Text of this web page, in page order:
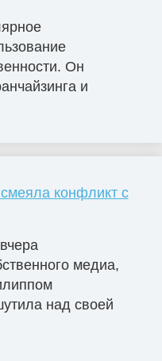
Он
и
конфликт с
медиа,
над своей